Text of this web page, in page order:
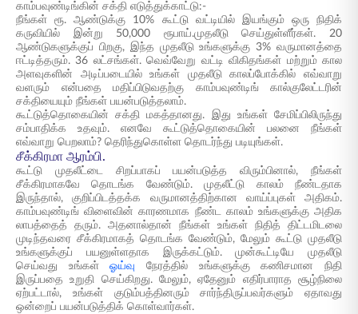
காம்பவுண்டிங்கின் சக்தி எடுத்துக்காட்டு:-
நீங்கள் ரூ. ஆண்டுக்கு 10% கூட்டு வட்டியில் இயங்கும் ஒரு நிதிக்
கருவியில் இன்று 50,000 ரூபாய்.முதலீடு செய்துள்ளீர்கள். 20
ஆண்டுகளுக்குப் பிறகு, இந்த முதலீடு உங்களுக்கு 3% வருமானத்தை
ஈட்டித்தரும். 36 லட்சங்கள். வெவ்வேறு வட்டி விகிதங்கள் மற்றும் கால
அளவுகளின் அடிப்படையில் உங்கள் முதலீடு காலப்போக்கில் எவ்வாறு
வளரும் என்பதை மதிப்பிடுவதற்கு காம்பவுண்டிங் கால்குலேட்டரின்
சக்தியையும் நீங்கள் பயன்படுத்தலாம்.
கூட்டுத்தொகையின் சக்தி மகத்தானது. இது உங்கள் சேமிப்பிலிருந்து
சம்பாதிக்க உதவும். எனவே கூட்டுத்தொகையின் பலனை நீங்கள்
எவ்வாறு பெறலாம்? தெரிந்துகொள்ள தொடர்ந்து படியுங்கள்.
சீக்கிரமா ஆரம்பி.
கூட்டு முதலீட்டை சிறப்பாகப் பயன்படுத்த விரும்பினால், நீங்கள்
சீக்கிரமாகவே தொடங்க வேண்டும். முதலீட்டு காலம் நீண்டதாக
இருந்தால், குறிப்பிடத்தக்க வருமானத்திற்கான வாய்ப்புகள் அதிகம்.
காம்பவுண்டிங் விளைவின் காரணமாக நீண்ட காலம் உங்களுக்கு அதிக
லாபத்தைத் தரும். அதனால்தான் நீங்கள் உங்கள் நிதித் திட்டமிடலை
முடிந்தவரை சீக்கிரமாகத் தொடங்க வேண்டும், மேலும் கூட்டு முதலீடு
உங்களுக்குப் பயனுள்ளதாக இருக்கட்டும். முன்கூட்டியே முதலீடு
செய்வது உங்கள்ஓய்வு நேரத்தில் உங்களுக்கு கணிசமான நிதி
இருப்பதை உறுதி செய்கிறது. மேலும், ஏதேனும் எதிர்பாராத சூழ்நிலை
ஏற்பட்டால், உங்கள் குடும்பத்தினரும் சார்ந்திருப்பவர்களும் ஏதாவது
ஒன்றைப் பயன்படுத்திக் கொள்வார்கள்.